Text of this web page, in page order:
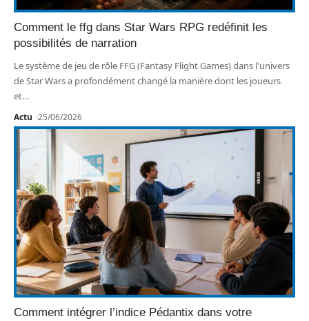
Comment le ffg dans Star Wars RPG redéfinit les
possibilités de narration
Le système de jeu de rôle FFG (Fantasy Flight Games) dans l'univers
de Star Wars a profondément changé la manière dont les joueurs
et…
Actu 25/06/2026
Comment intégrer l’indice Pédantix dans votre